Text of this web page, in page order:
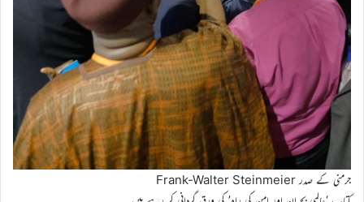
جرمنی کے صدر Frank-Walter Steinmeier